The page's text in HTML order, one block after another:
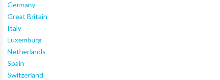
Germany
Great Britain
Italy
Luxemburg
Netherlands
Spain
Switzerland